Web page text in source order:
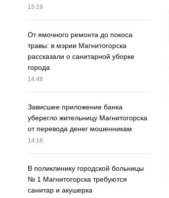
15:19
От ямочного ремонта до покоса
травы: в мэрии Магнитогорска
рассказали о санитарной уборке
города
14:48
Зависшее приложение банка
уберегло жительницу Магнитогорска
от перевода денег мошенникам
14:16
В поликлинику городской больницы
№ 1 Магнитогорска требуются
санитар и акушерка